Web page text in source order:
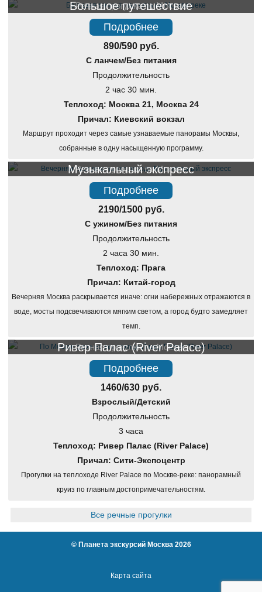
Речная прогулка по Москве
Большое путешествие
Подробнее
890/590 руб.
С ланчем/Без питания
Продолжительность
2 час 30 мин.
Теплоход: Москва 21, Москва 24
Причал: Киевский вокзал
Маршрут проходит через самые узнаваемые панорамы Москвы,
собранные в одну насыщенную программу.
Речная прогулка по Москве
Музыкальный экспресс
Подробнее
2190/1500 руб.
С ужином/Без питания
Продолжительность
2 часа 30 мин.
Теплоход: Прага
Причал: Китай-город
Вечерняя Москва раскрывается иначе: огни набережных отражаются в
воде, мосты подсвечиваются мягким светом, а город будто замедляет
темп.
Речная прогулка по Москве
Ривер Палас (River Palace)
Подробнее
1460/630 руб.
Взрослый/Детский
Продолжительность
3 часа
Теплоход: Ривер Палас (River Palace)
Причал: Сити-Экспоцентр
Прогулки на теплоходе River Palace по Москве-реке: панорамный
круиз по главным достопримечательностям.
Все речные прогулки
© Планета экскурсий Москва2026
Карта сайта